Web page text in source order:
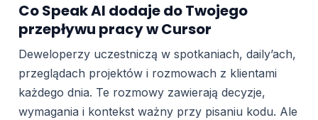
Co Speak AI dodaje do Twojego
przepływu pracy w Cursor
Deweloperzy uczestniczą w spotkaniach, daily’ach,
przeglądach projektów i rozmowach z klientami
każdego dnia. Te rozmowy zawierają decyzje,
wymagania i kontekst ważny przy pisaniu kodu. Ale